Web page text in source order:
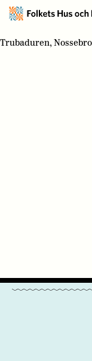
Trubaduren,